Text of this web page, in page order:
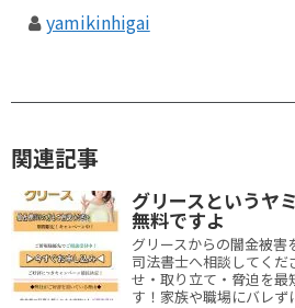
yamikinhigai
関連記事
グリースというヤ
無料ですよ
グリースからの闇金被害
司法書士へ相談してくだ
せ・取り立て・脅迫を最
す！家族や職場にバレず